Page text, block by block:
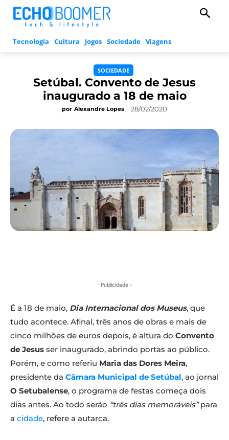
Tecnologia Cultura Jogos Sociedade Viagens
SOCIEDADE
Setúbal. Convento de Jesus
inaugurado a 18 de maio
por Alexandre Lopes 28/02/2020
- Publicidade -
É a 18 de maio, Dia Internacional dos Museus, que
tudo acontece. Afinal, três anos de obras e mais de
cinco milhões de euros depois, é altura do Convento
de Jesus ser inaugurado, abrindo portas ao público.
Porém, e como referiu Maria das Dores Meira,
presidente da Câmara Municipal de Setúbal, ao jornal
O Setubalense, o programa de festas começa dois
dias antes. Ao todo serão “três dias memoráveis”para
a cidade, refere a autarca.